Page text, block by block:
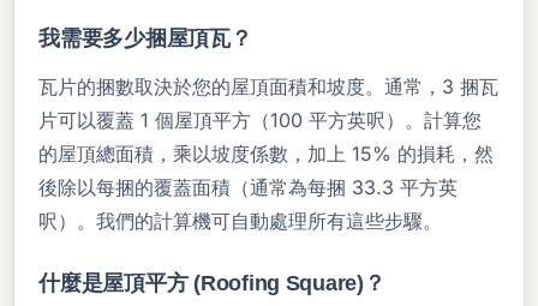
我需要多少捆屋頂瓦？
瓦片的捆數取決於您的屋頂面積和坡度。通常，3 捆瓦
片可以覆蓋 1 個屋頂平方（100 平方英呎）。計算您
的屋頂總面積，乘以坡度係數，加上 15% 的損耗，然
後除以每捆的覆蓋面積（通常為每捆 33.3 平方英
呎）。我們的計算機可自動處理所有這些步驟。
什麼是屋頂平方 (Roofing Square)？